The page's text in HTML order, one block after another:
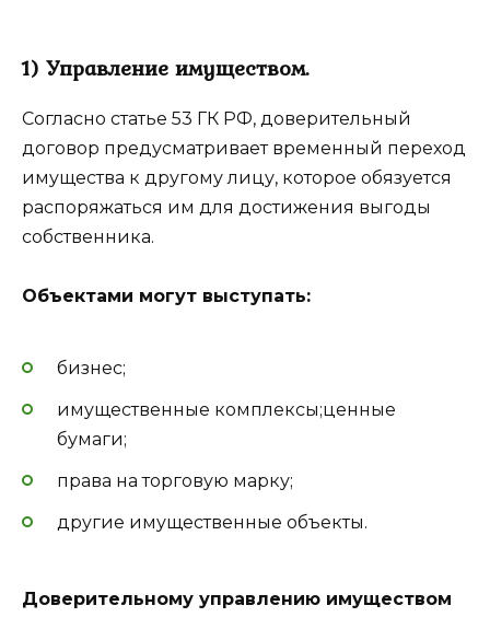
1) Управление имуществом.
Согласно статье 53 ГК РФ, доверительный
договор предусматривает временный переход
имущества к другому лицу, которое обязуется
распоряжаться им для достижения выгоды
собственника.
Объектами могут выступать:
бизнес;
имущественные комплексы;ценные
бумаги;
права на торговую марку;
другие имущественные объекты.
Доверительному управлению имуществом